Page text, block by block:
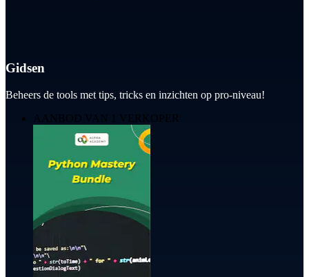
Gidsen
Beheers de tools met tips, tricks en inzichten op pro-niveau!
AANBOD VAN 1 VERKOPER